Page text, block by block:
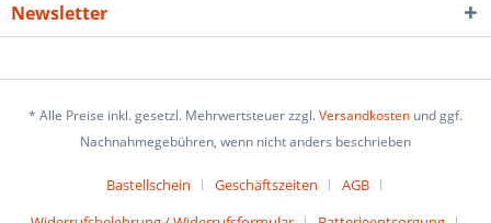
Newsletter
* Alle Preise inkl. gesetzl. Mehrwertsteuer zzgl.Versandkosten und ggf.
Nachnahmegebühren, wenn nicht anders beschrieben
Bastellschein Geschäftszeiten
AGB